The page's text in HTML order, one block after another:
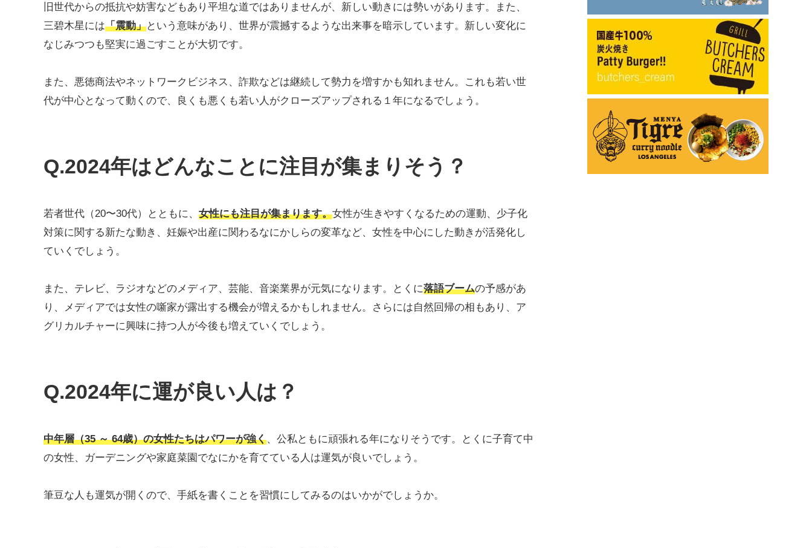
旧世代からの抵抗や妨害などもあり平坦な道ではありませんが、新しい動きには勢いがあります。また、
三碧木星には「震動」という意味があり、世界が震撼するような出来事を暗示しています。新しい変化に
なじみつつも堅実に過ごすことが大切です。
また、悪徳商法やネットワークビジネス、詐欺などは継続して勢力を増すかも知れません。これも若い世
代が中心となって動くので、良くも悪くも若い人がクローズアップされる１年になるでしょう。
Q.2024年はどんなことに注目が集まりそう？
若者世代（20〜30代）とともに、 女性にも注目が集まります。女性が生きやすくなるための運動、少子化
対策に関する新たな動き、妊娠や出産に関わるなにかしらの変革など、女性を中心にした動きが活発化し
ていくでしょう。
また、テレビ、ラジオなどのメディア、芸能、音楽業界が元気になります。とくに落語ブームの予感があ
り、メディアでは女性の噺家が露出する機会が増えるかもしれません。さらには自然回帰の相もあり、ア
グリカルチャーに興味に持つ人が今後も増えていくでしょう。
Q.2024年に運が良い人は？
中年層（35 ～ 64歳）の女性たちはパワーが強く、公私ともに頑張れる年になりそうです。とくに子育て中
の女性、ガーデニングや家庭菜園でなにかを育てている人は運気が良いでしょう。
筆豆な人も運気が開くので、手紙を書くことを習慣にしてみるのはいかがでしょうか。